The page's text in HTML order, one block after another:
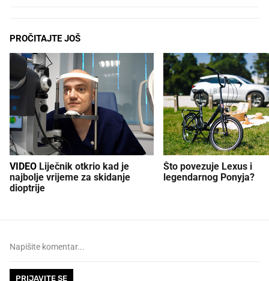
PROČITAJTE JOŠ
VIDEO
najbolje vrijeme za skidanje
dioptrije
Što povezuje Lexus i
legendarnog Ponyja?
PRIJAVITE SE